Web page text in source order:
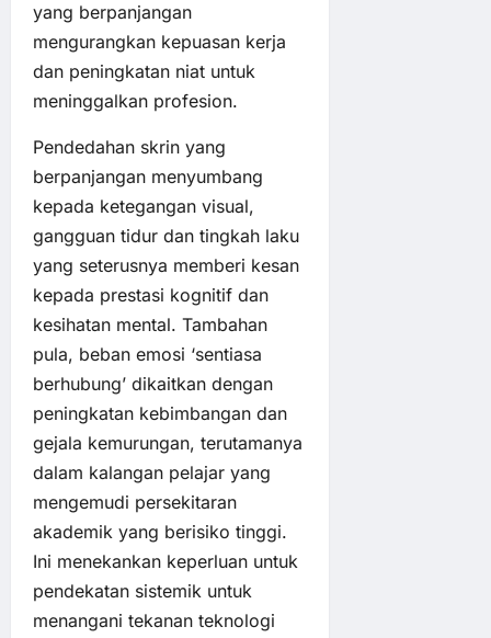
yang berpanjangan
mengurangkan kepuasan kerja
dan peningkatan niat untuk
meninggalkan profesion.
Pendedahan skrin yang
berpanjangan menyumbang
kepada ketegangan visual,
gangguan tidur dan tingkah laku
yang seterusnya memberi kesan
kepada prestasi kognitif dan
kesihatan mental. Tambahan
pula, beban emosi ‘sentiasa
berhubung’ dikaitkan dengan
peningkatan kebimbangan dan
gejala kemurungan, terutamanya
dalam kalangan pelajar yang
mengemudi persekitaran
akademik yang berisiko tinggi.
Ini menekankan keperluan untuk
pendekatan sistemik untuk
menangani tekanan teknologi